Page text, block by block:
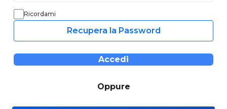
Ricordami
Recupera la Password
Accedi
Oppure